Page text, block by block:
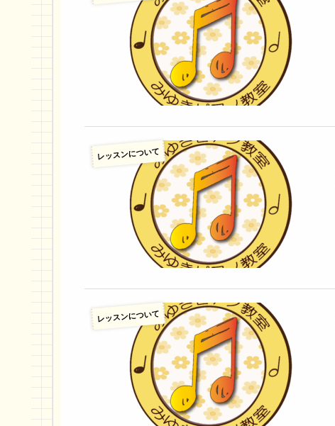
レッスンについて
レッスンについて